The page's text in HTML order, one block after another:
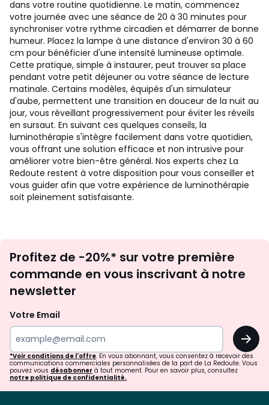
dans votre routine quotidienne. Le matin, commencez
votre journée avec une séance de 20 à 30 minutes pour
synchroniser votre rythme circadien et démarrer de bonne
humeur. Placez la lampe à une distance d'environ 30 à 60
cm pour bénéficier d'une intensité lumineuse optimale.
Cette pratique, simple à instaurer, peut trouver sa place
pendant votre petit déjeuner ou votre séance de lecture
matinale. Certains modèles, équipés d'un simulateur
d'aube, permettent une transition en douceur de la nuit au
jour, vous réveillant progressivement pour éviter les réveils
en sursaut. En suivant ces quelques conseils, la
luminothérapie s'intègre facilement dans votre quotidien,
vous offrant une solution efficace et non intrusive pour
améliorer votre bien-être général. Nos experts chez La
Redoute restent à votre disposition pour vous conseiller et
vous guider afin que votre expérience de luminothérapie
soit pleinement satisfaisante.
newsletter
Profitez de -20%* sur votre première
commande en vous inscrivant à notre
newsletter
Votre Email
OK
*Voir conditions de l'offre. En vous abonnant, vous consentez à recevoir des
communications commerciales personnalisées de la part de La Redoute. Vous
pouvez vous désabonner à tout moment. Pour en savoir plus, consultez
notre politique de confidentialité.